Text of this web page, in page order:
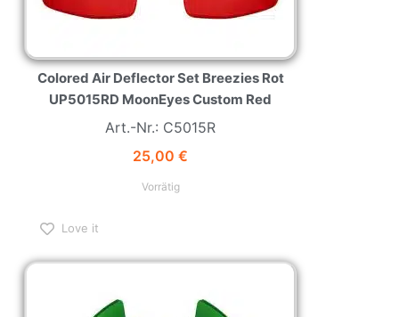
Colored Air Deflector Set Breezies Rot
UP5015RD MoonEyes Custom Red
Art.-Nr.: C5015R
25,00 €
Vorrätig
Love it